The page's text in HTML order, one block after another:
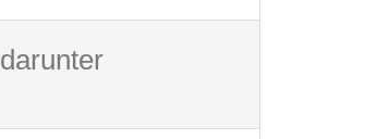
darunter